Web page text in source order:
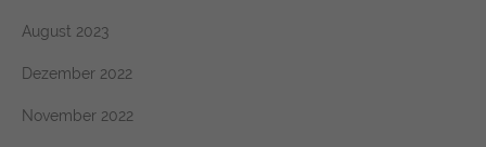
August 2023
Dezember 2022
November 2022